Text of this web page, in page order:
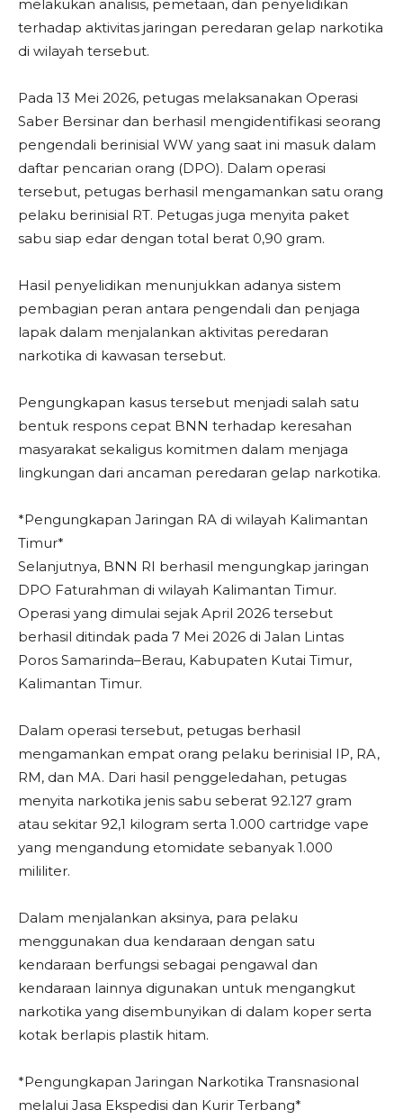
melakukan analisis, pemetaan, dan penyelidikan
terhadap aktivitas jaringan peredaran gelap narkotika
di wilayah tersebut.
Pada 13 Mei 2026, petugas melaksanakan Operasi
Saber Bersinar dan berhasil mengidentifikasi seorang
pengendali berinisial WW yang saat ini masuk dalam
daftar pencarian orang (DPO). Dalam operasi
tersebut, petugas berhasil mengamankan satu orang
pelaku berinisial RT. Petugas juga menyita paket
sabu siap edar dengan total berat 0,90 gram.
Hasil penyelidikan menunjukkan adanya sistem
pembagian peran antara pengendali dan penjaga
lapak dalam menjalankan aktivitas peredaran
narkotika di kawasan tersebut.
Pengungkapan kasus tersebut menjadi salah satu
bentuk respons cepat BNN terhadap keresahan
masyarakat sekaligus komitmen dalam menjaga
lingkungan dari ancaman peredaran gelap narkotika.
*Pengungkapan Jaringan RA di wilayah Kalimantan
Timur*
Selanjutnya, BNN RI berhasil mengungkap jaringan
DPO Faturahman di wilayah Kalimantan Timur.
Operasi yang dimulai sejak April 2026 tersebut
berhasil ditindak pada 7 Mei 2026 di Jalan Lintas
Poros Samarinda–Berau, Kabupaten Kutai Timur,
Kalimantan Timur.
Dalam operasi tersebut, petugas berhasil
mengamankan empat orang pelaku berinisial IP, RA,
RM, dan MA. Dari hasil penggeledahan, petugas
menyita narkotika jenis sabu seberat 92.127 gram
atau sekitar 92,1 kilogram serta 1.000 cartridge vape
yang mengandung etomidate sebanyak 1.000
mililiter.
Dalam menjalankan aksinya, para pelaku
menggunakan dua kendaraan dengan satu
kendaraan berfungsi sebagai pengawal dan
kendaraan lainnya digunakan untuk mengangkut
narkotika yang disembunyikan di dalam koper serta
kotak berlapis plastik hitam.
*Pengungkapan Jaringan Narkotika Transnasional
melalui Jasa Ekspedisi dan Kurir Terbang*